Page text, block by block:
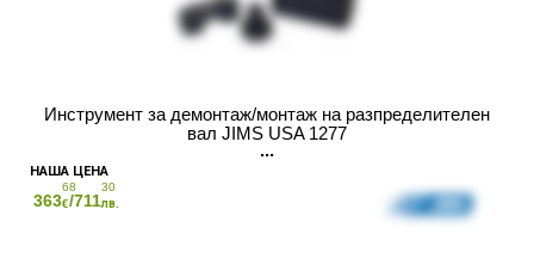
Инструмент за демонтаж/монтаж на разпределителен
вал JIMS USA 1277
363
68
€/711
30
лв.